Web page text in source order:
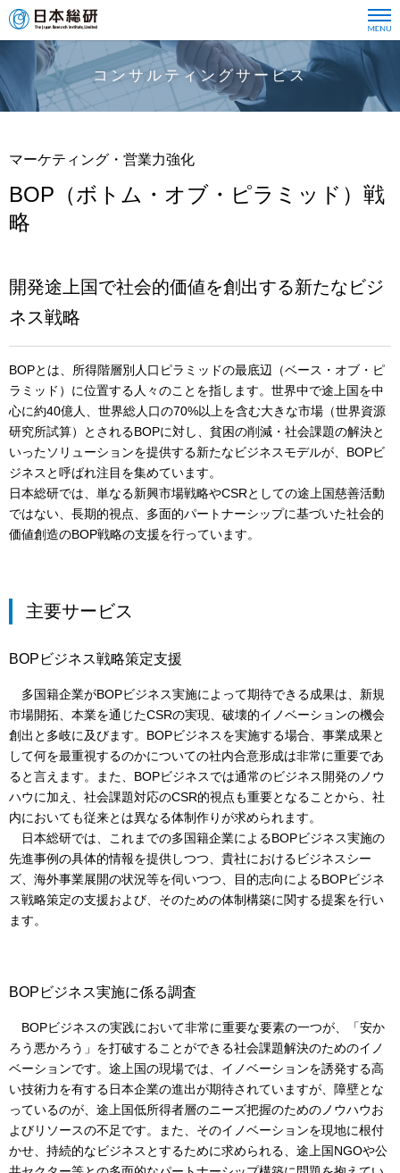
コンサルティングサービス
マーケティング・営業力強化
BOP（ボトム・オブ・ピラミッド）戦
略
開発途上国で社会的価値を創出する新たなビジ
ネス戦略
BOPとは、所得階層別人口ピラミッドの最底辺（ベース・オブ・ピ
ラミッド）に位置する人々のことを指します。世界中で途上国を中
心に約40億人、世界総人口の70%以上を含む大きな市場（世界資源
研究所試算）とされるBOPに対し、貧困の削減・社会課題の解決と
いったソリューションを提供する新たなビジネスモデルが、BOPビ
ジネスと呼ばれ注目を集めています。
日本総研では、単なる新興市場戦略やCSRとしての途上国慈善活動
ではない、長期的視点、多面的パートナーシップに基づいた社会的
価値創造のBOP戦略の支援を行っています。
主要サービス
BOPビジネス戦略策定支援
多国籍企業がBOPビジネス実施によって期待できる成果は、新規
市場開拓、本業を通じたCSRの実現、破壊的イノベーションの機会
創出と多岐に及びます。BOPビジネスを実施する場合、事業成果と
して何を最重視するのかについての社内合意形成は非常に重要であ
ると言えます。また、BOPビジネスでは通常のビジネス開発のノウ
ハウに加え、社会課題対応のCSR的視点も重要となることから、社
内においても従来とは異なる体制作りが求められます。
日本総研では、これまでの多国籍企業によるBOPビジネス実施の
先進事例の具体的情報を提供しつつ、貴社におけるビジネスシー
ズ、海外事業展開の状況等を伺いつつ、目的志向によるBOPビジネ
ス戦略策定の支援および、そのための体制構築に関する提案を行い
ます。
BOPビジネス実施に係る調査
BOPビジネスの実践において非常に重要な要素の一つが、「安か
ろう悪かろう」を打破することができる社会課題解決のためのイノ
ベーションです。途上国の現場では、イノベーションを誘発する高
い技術力を有する日本企業の進出が期待されていますが、障壁とな
っているのが、途上国低所得者層のニーズ把握のためのノウハウお
よびリソースの不足です。また、そのイノベーションを現地に根付
かせ、持続的なビジネスとするために求められる、途上国NGOや公